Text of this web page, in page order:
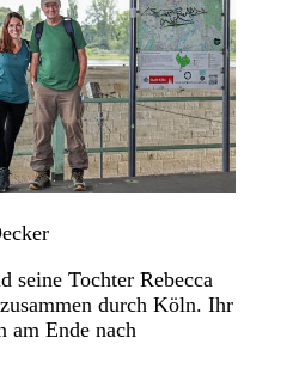
seine Tochter Rebecca
durch Köln. Ihr
am Ende nach